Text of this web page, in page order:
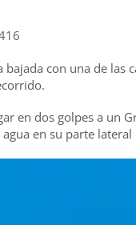
bajada con una de las
en dos golpes a un
en su parte lateral